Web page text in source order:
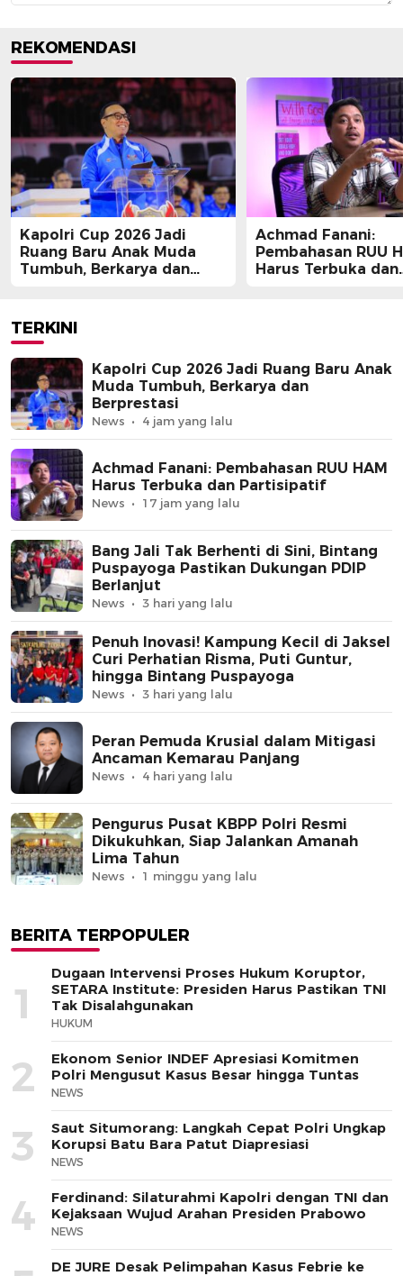
REKOMENDASI
Kapolri Cup 2026 Jadi
Ruang Baru Anak Muda
Tumbuh, Berkarya dan
Achmad Fanani:
Pembahasan RUU
Harus Terbuka dan
TERKINI
Kapolri Cup 2026 Jadi Ruang Baru Anak
Muda Tumbuh, Berkarya dan
Berprestasi
News 4 jam yang lalu
Achmad Fanani: Pembahasan RUU HAM
Harus Terbuka dan Partisipatif
News 17 jam yang lalu
Bang Jali Tak Berhenti di Sini, Bintang
Puspayoga Pastikan Dukungan PDIP
Berlanjut
News 3 hari yang lalu
Penuh Inovasi! Kampung Kecil di Jaksel
Curi Perhatian Risma, Puti Guntur,
hingga Bintang Puspayoga
News 3 hari yang lalu
Peran Pemuda Krusial dalam Mitigasi
Ancaman Kemarau Panjang
News 4 hari yang lalu
Pengurus Pusat KBPP Polri Resmi
Dikukuhkan, Siap Jalankan Amanah
Lima Tahun
News 1 minggu yang lalu
BERITA TERPOPULER
1
Dugaan Intervensi Proses Hukum Koruptor,
SETARA Institute: Presiden Harus Pastikan TNI
Tak Disalahgunakan
HUKUM
2
Ekonom Senior INDEF Apresiasi Komitmen
Polri Mengusut Kasus Besar hingga Tuntas
NEWS
3
Saut Situmorang: Langkah Cepat Polri Ungkap
Korupsi Batu Bara Patut Diapresiasi
NEWS
4
Ferdinand: Silaturahmi Kapolri dengan TNI dan
Kejaksaan Wujud Arahan Presiden Prabowo
NEWS
DE JURE Desak Pelimpahan Kasus Febrie ke